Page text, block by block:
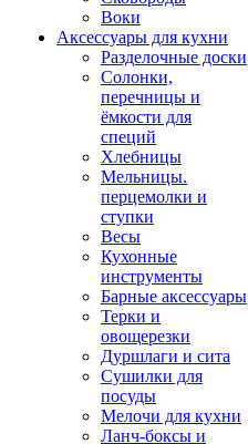
Воки
Аксессуары для кухни
Разделочные доски
Солонки,
перечницы и
ёмкости для
специй
Хлебницы
Мельницы.
перцемолки и
ступки
Весы
Кухонные
инструменты
Барные аксессуары
Терки и
овощерезки
Дуршлаги и сита
Сушилки для
посуды
Мелочи для кухни
Ланч-боксы и